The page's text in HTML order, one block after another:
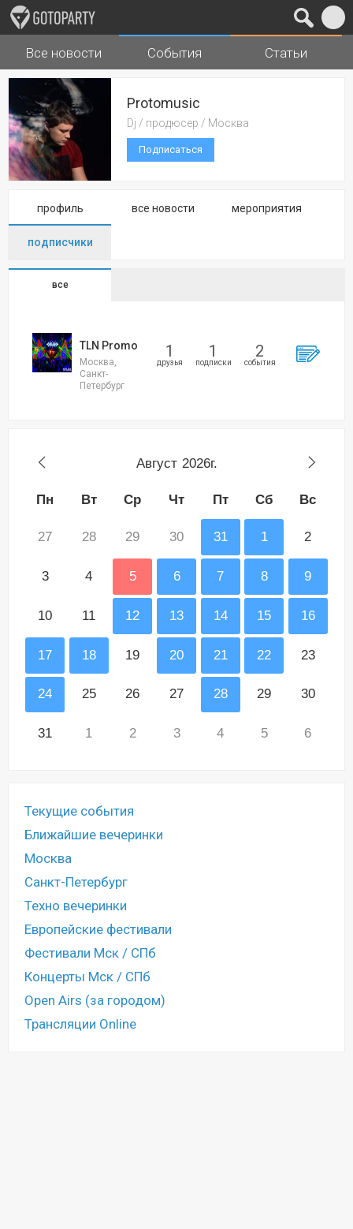
Города Музыка
Все новости События Статьи
Protomusic
Dj / продюсер / Москва
Подписаться
профиль все новости мероприятия
подписчики
все
1
друзья
1
подписки
2
события
TLN Promo
Москва,
Санкт-
Петербург
Август 2026г.
Пн Вт Ср Чт Пт Сб Вс
27 28 29 30 31 1 2
3 4 5 6 7 8 9
10 11 12 13 14 15 16
17 18 19 20 21 22 23
24 25 26 27 28 29 30
31 1 2 3 4 5 6
Текущие события
Ближайшие вечеринки
Москва
Санкт-Петербург
Техно вечеринки
Европейские фестивали
Фестивали Мск / СПб
Концерты Мск / СПб
Open Airs (за городом)
Трансляции Online